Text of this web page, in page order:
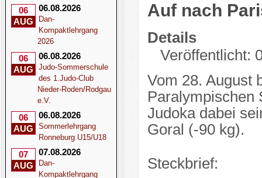
06
AUG
06.08.2026
Dan-
Kompaktlehrgang
2026
06
AUG
06.08.2026
Judo-Sommerschule
des 1.Judo-Club
Nieder-Roden/Rodgau
e.V.
06
AUG
06.08.2026
Sommerlehrgang
Ronneburg U15/U18
07
AUG
07.08.2026
Dan-
Kompaktlehrgang
Auf nach
Details
Veröffentlicht:
Vom 28. August
Paralympischen
Judoka dabei
Goral (-90 kg).
Steckbrief: